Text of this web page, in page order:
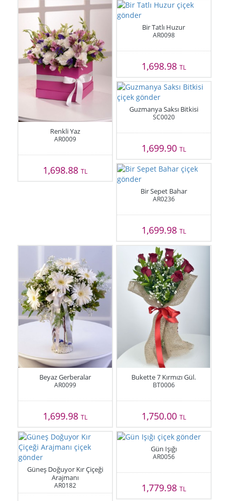
Renkli Yaz
AR0009
1,698.88TL
Bir Tatlı Huzur
AR0098
1,698.98 TL
Guzmanya Saksı Bitkisi
SC0020
1,699.90 TL
Bir Sepet Bahar
AR0236
1,699.98 TL
Beyaz Gerberalar
AR0099
1,699.98TL
Bukette 7 Kırmızı Gül.
BT0006
1,750.00 TL
Güneş Doğuyor Kır Çiçeği
Arajmanı
AR0182
Gün Işığı
AR0056
1,779.98 TL